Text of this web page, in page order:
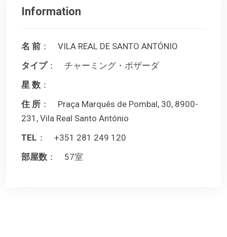
Information
名 前 ： VILA REAL DE SANTO ANTÓNIO
タイプ： チャーミング・ポザーダ
星 数 ：
住 所 ： Praça Marquês de Pombal, 30, 8900-
231, Vila Real Santo António
TEL ： +351 281 249 120
部屋数 ： 57室